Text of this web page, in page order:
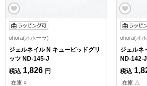
ohora(オホーラ)
ジェルネイル N キューピッドグリ
ッツ ND-145-J
税込 1,826 円
在庫 ○
ohora(オ
ジェルネ
ND-142-J
税込
在庫 △